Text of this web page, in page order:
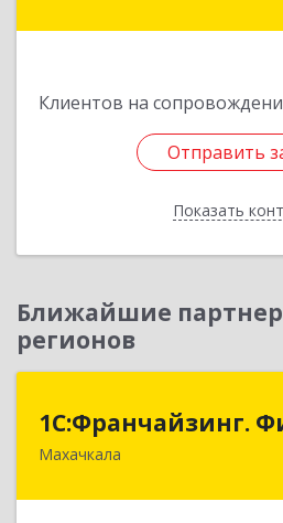
Клиентов на
Отправить
Показать
Отправить
Назад
Ближайшие
регионов
1С:Франчайзинг.
Махачкала
367030, Дагестан Респ,